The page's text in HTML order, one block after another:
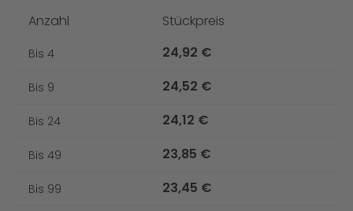
Anzahl Stückpreis
Bis 4 24,92 €
Bis 9 24,52 €
Bis 24 24,12 €
Bis 49 23,85 €
Bis 99 23,45 €